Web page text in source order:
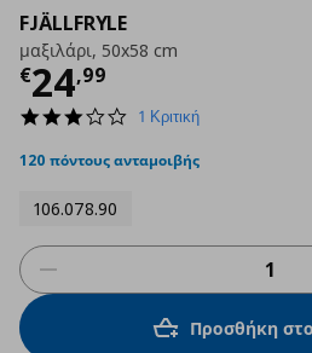
FJÄLLFRYLE
μαξιλάρι, 50x58 cm
€24,99
Τρέχουσα τιμή
3.0
rating
1 Κριτική
120 πόντους ανταμοιβής
106.078.90
Προσθήκη